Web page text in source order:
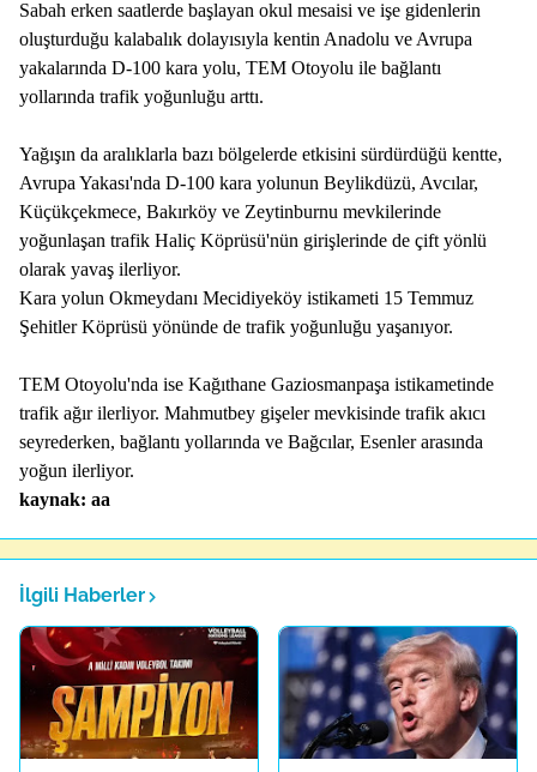
Sabah erken saatlerde başlayan okul mesaisi ve işe gidenlerin
oluşturduğu kalabalık dolayısıyla kentin Anadolu ve Avrupa
yakalarında D-100 kara yolu, TEM Otoyolu ile bağlantı
yollarında trafik yoğunluğu arttı.
Yağışın da aralıklarla bazı bölgelerde etkisini sürdürdüğü kentte,
Avrupa Yakası'nda D-100 kara yolunun Beylikdüzü, Avcılar,
Küçükçekmece, Bakırköy ve Zeytinburnu mevkilerinde
yoğunlaşan trafik Haliç Köprüsü'nün girişlerinde de çift yönlü
olarak yavaş ilerliyor.
Kara yolun Okmeydanı Mecidiyeköy istikameti 15 Temmuz
Şehitler Köprüsü yönünde de trafik yoğunluğu yaşanıyor.
TEM Otoyolu'nda ise Kağıthane Gaziosmanpaşa istikametinde
trafik ağır ilerliyor. Mahmutbey gişeler mevkisinde trafik akıcı
seyrederken, bağlantı yollarında ve Bağcılar, Esenler arasında
yoğun ilerliyor.
kaynak: aa
İlgili Haberler